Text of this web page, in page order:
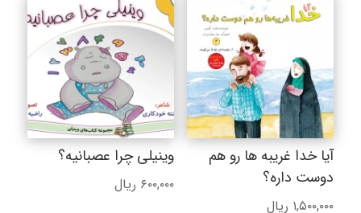
آیا خدا غریبه ها رو هم
دوست داره؟
۱,۵۰۰,۰۰۰ ریال
وینیلی چرا عصبانیه؟
۶۰۰,۰۰۰ ریال